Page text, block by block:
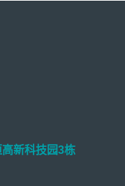
新科技园3栋